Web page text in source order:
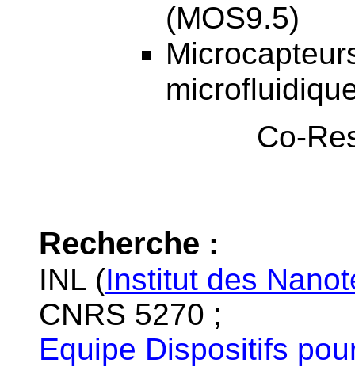
(MOS9.5)
Co-
Recherche :
INL (Institut des
CNRS 5270 ;
Equipe Dispositifs